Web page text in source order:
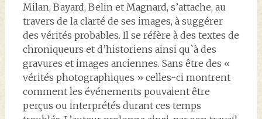
Milan, Bayard, Belin et Magnard, s’attache, au
travers de la clarté de ses images, à suggérer
des vérités probables. Il se réfère à des textes de
chroniqueurs et d’historiens ainsi qu`à des
gravures et images anciennes. Sans être des «
vérités photographiques » celles-ci montrent
comment les événements pouvaient être
perçus ou interprétés durant ces temps